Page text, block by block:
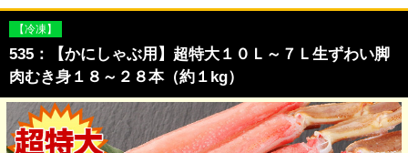
【冷凍】
535：【かにしゃぶ用】超特大１０Ｌ～７Ｌ生ずわい脚
肉むき身１８～２８本（約１kg）